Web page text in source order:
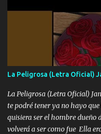
Yo Soy El De Las Pacas
fajado y mi R terciado me
mando un abrazo andamos
Ando en la colonia bien
fallado para mi compadre
Especial sabe que lo
tomando con mujeres
bien cuidado bien
lo que hablo Entre lob...
La Peligrosa (Letra Oficial)
La Peligrosa (Letra Oficial)
te podré tener ya no hayo
quisiera ser el hombre dueño
volverá a ser como fue Ella